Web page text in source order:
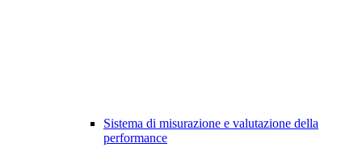
Sistema di misurazione e valutazione della
performance